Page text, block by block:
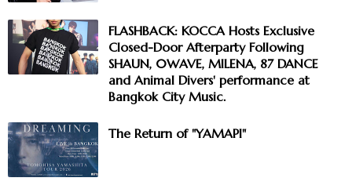
FLASHBACK: KOCCA Hosts Exclusive
Closed-Door Afterparty Following
SHAUN, 0WAVE, MILENA, 87 DANCE
and Animal Divers' performance at
Bangkok City Music.
The Return of "YAMAPI"